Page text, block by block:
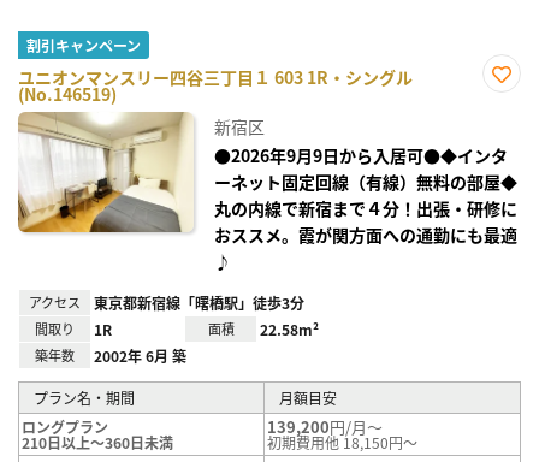
割引キャンペーン
ユニオンマンスリー四谷三丁目１ 603 1R・シングル
(No.146519)
録
新宿区
●2026年9月9日から入居可●◆インタ
ーネット固定回線（有線）無料の部屋◆
丸の内線で新宿まで４分！出張・研修に
おススメ。霞が関方面への通勤にも最適
♪
アクセス 東京都新宿線「曙橋駅」徒歩3分
間取り 1R 面積 22.58m²
築年数 2002年 6月 築
プラン名・期間
月額目安
ロングプラン
210日以上～360日未満
139,200円/月～
初期費用他 18,150円～